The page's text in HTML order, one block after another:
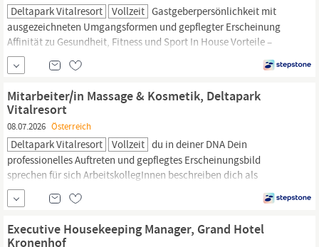
Deltapark Vitalresort Vollzeit Gastgeberpersönlichkeit mit
ausgezeichneten Umgangsformen und gepflegter Erscheinung
Affinität zu Gesundheit, Fitness und Sport In House Vorteile –
Hotel, Gastronomie, Spa & Vitalität und
Friends & Family
Rate – Vergünstigte Übernachtungen für Freunde und Familie
Vermittlungsprämie bis CHF 1000 Wertschätzende Du-Kultur Aus-
und
Mitarbeiter/in Massage & Kosmetik, Deltapark
Vitalresort
08.07.2026 Österreich
Deltapark Vitalresort Vollzeit du in deiner DNA Dein
professionelles Auftreten und gepflegtes Erscheinungsbild
sprechen für sich ArbeitskollegInnen beschreiben dich als
Teamplayer und hilfsbereite, freundliche Person In House Vorteile
– Hotel, Gastronomie, Spa & Vitalität und
Friends &
Familie
Executive Housekeeping Manager, Grand Hotel
Kronenhof